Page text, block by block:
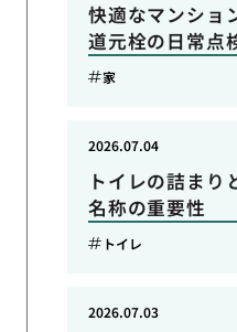
快適なマンショ
道元栓の日常点
家
トイレの詰まり
名称の重要性
2026.07.04
トイレ
2026.07.03